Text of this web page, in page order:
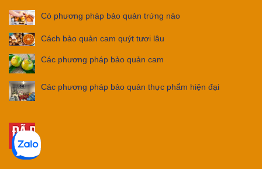
Có phương pháp bảo quản trứng nào
Cách bảo quản cam quýt tươi lâu
Các phương pháp bảo quản cam
Các phương pháp bảo quản thực phẩm hiện đại